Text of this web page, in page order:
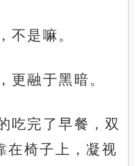
不是嘛。
更融于黑暗。
吃完了早餐，双
在椅子上，凝视